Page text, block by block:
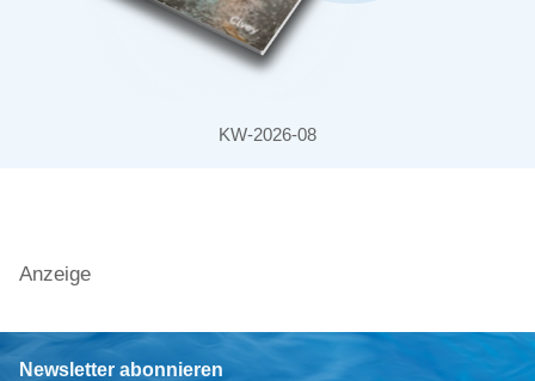
KW-2026-08
Anzeige
Newsletter abonnieren